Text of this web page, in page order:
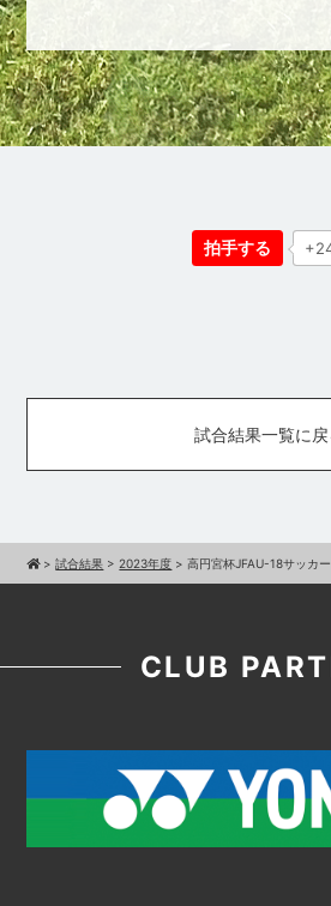
拍手する
試合結果一覧に戻
>試合結果 > 2023年度 >高円宮杯JFAU-18サッカ
CLUB